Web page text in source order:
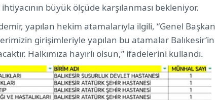
büyük ölçüde karşılanması bekleniyor.
yapılan hekim atamalarıyla ilgili, “Genel Başkan
girişimleriyle yapılan bu atamalar Balıkesir’in
Halkımıza hayırlı olsun,” ifadelerini kullandı.